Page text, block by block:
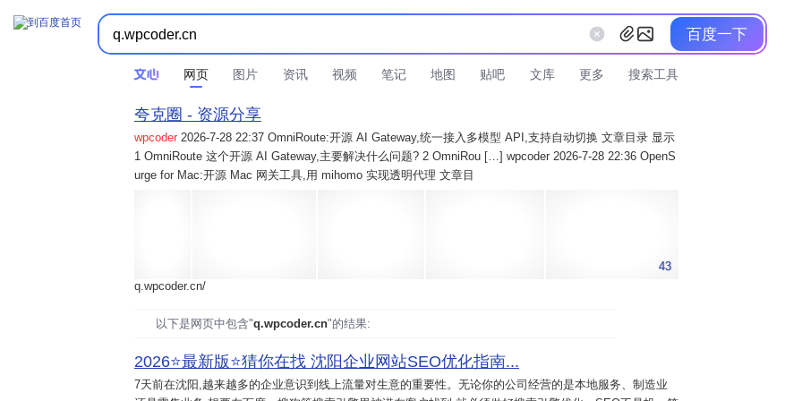
百度一下
网页 图片 资讯 视频 笔记 地图 贴吧 文库 更多 搜索工具
夸克圈 - 资源分享
wpcoder 2026-7-28 22:37 OmniRoute:开源 AI Gateway,统一接入多模型 API,支持自动切换 文章目录 显示
1 OmniRoute 这个开源 AI Gateway,主要解决什么问题? 2 OmniRou […] wpcoder 2026-7-28 22:36 OpenS
urge for Mac:开源 Mac 网关工具,用 mihomo 实现透明代理 文章目
43
q.wpcoder.cn/
以下是网页中包含"q.wpcoder.cn"的结果:
2026⭐️最新版⭐️猜你在找 沈阳企业网站SEO优化指南...
7天前在沈阳,越来越多的企业意识到线上流量对生意的重要性。无论你的公司经营的是本地服务、制造业